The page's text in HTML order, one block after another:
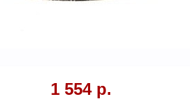
1 554 р.